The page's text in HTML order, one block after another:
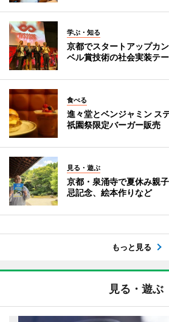
学ぶ・知る
京都でスタートアップカ
ベル賞技術の社会実装テ
食べる
進々堂とベンジャミン ス
祇園祭限定バーガー販売
見る・遊ぶ
京都・泉涌寺で夏休み親
忌記念、絵本作りなど
もっと見る
見る・遊ぶ